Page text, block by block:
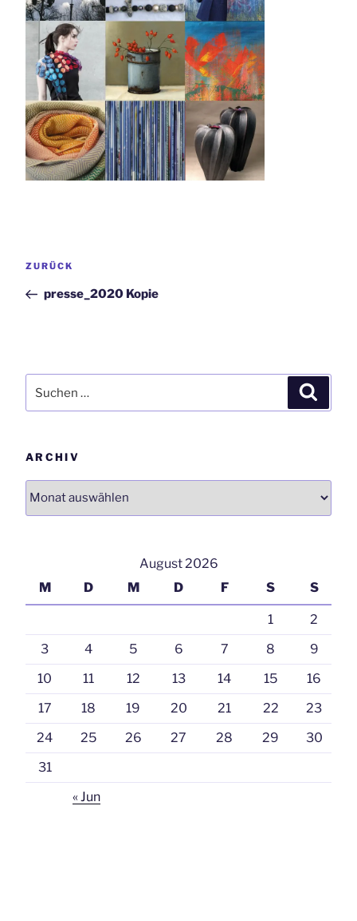
Vorheriger
ZURÜCK
presse_2020 Kopie
nach:
ARCHIV
August 2026
M
D M D F S S
1
2
3
4 5 6 7 8
9
10
11 12 13 14 15
16
17
18 19 20 21 22
23
24
25 26 27 28 29
30
31
« Jun